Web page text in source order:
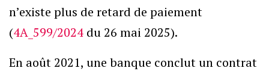
n’existe plus de retard de paiement
(4A_599/2024 du 26 mai 2025).
En août 2021, une banque conclut un contrat